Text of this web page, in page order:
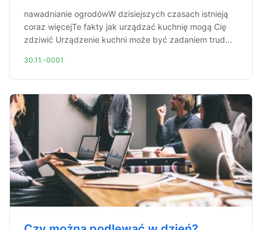
nawadnianie ogrodówW dzisiejszych czasach istnieją
coraz więcejTe fakty jak urządzać kuchnię mogą Cię
zdziwić Urządzenie kuchni może być zadaniem trud...
30.11.-0001